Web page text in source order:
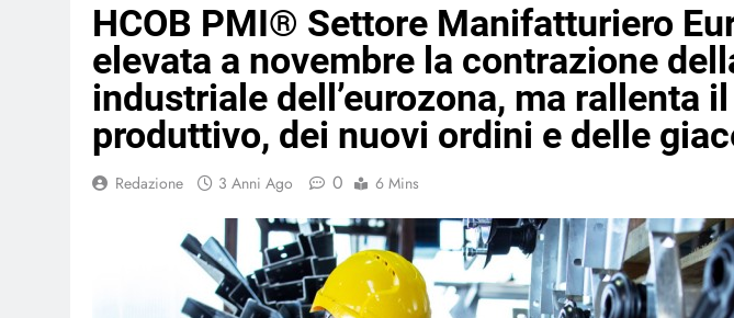
HCOB PMI® Settore Manifatturiero
elevata a novembre la contrazione
industriale dell’eurozona, ma rallenta
produttivo, dei nuovi ordini e delle
Redazione 3 Anni Ago 0 6 Mins